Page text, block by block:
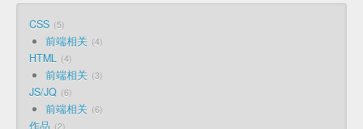
CSS 5
前端相关 4
HTML 4
前端相关 3
JS/JQ 6
前端相关 6
作品 2